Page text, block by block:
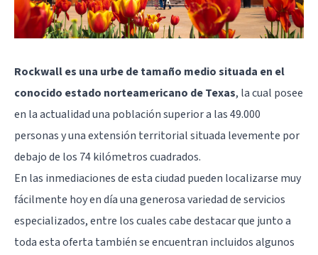
Rockwall es una urbe de tamaño medio situada en el
conocido estado norteamericano de Texas, la cual posee
en la actualidad una población superior a las 49.000
personas y una extensión territorial situada levemente por
debajo de los 74 kilómetros cuadrados.
En las inmediaciones de esta ciudad pueden localizarse muy
fácilmente hoy en día una generosa variedad de servicios
especializados, entre los cuales cabe destacar que junto a
toda esta oferta también se encuentran incluidos algunos